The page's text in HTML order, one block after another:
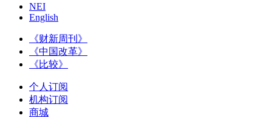
NEI
English
《财新周刊》
《中国改革》
《比较》
个人订阅
机构订阅
商城